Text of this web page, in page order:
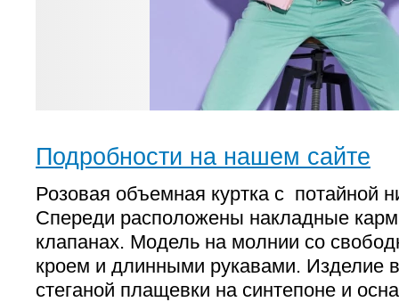
Подробности на нашем сайте
Розовая объемная куртка с потайной
Спереди расположены накладные
клапанах. Модель на молнии со
кроем и длинными рукавами. Изделие
стеганой плащевки на синтепоне и